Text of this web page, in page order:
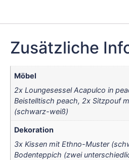
Zusätzliche
Möbel
2x Loungesessel Acapulco in
Beistelltisch peach, 2x Sitzpouf
(schwarz-weiß)
Dekoration
3x Kissen mit Ethno-Muster
Bodenteppich (zwei